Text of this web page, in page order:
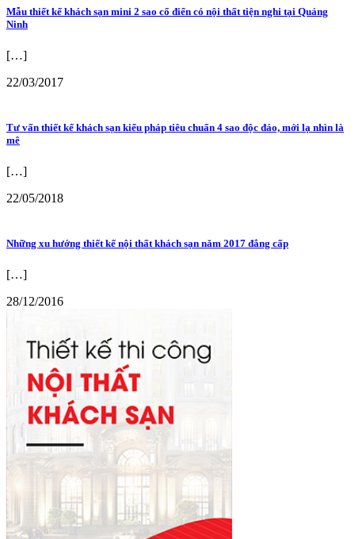
Mẫu thiết kế khách sạn mini 2 sao cổ điển có nội thất tiện nghi tại Quảng
Ninh
[…]
22/03/2017
Tư vấn thiết kế khách sạn kiểu pháp tiêu chuẩn 4 sao độc đáo, mới lạ nhìn là
mê
[…]
22/05/2018
Những xu hướng thiết kế nội thất khách sạn năm 2017 đẳng cấp
[…]
28/12/2016